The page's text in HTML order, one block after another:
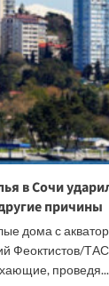
в Сочи
причины
дома с
Феоктистов/
проведя...